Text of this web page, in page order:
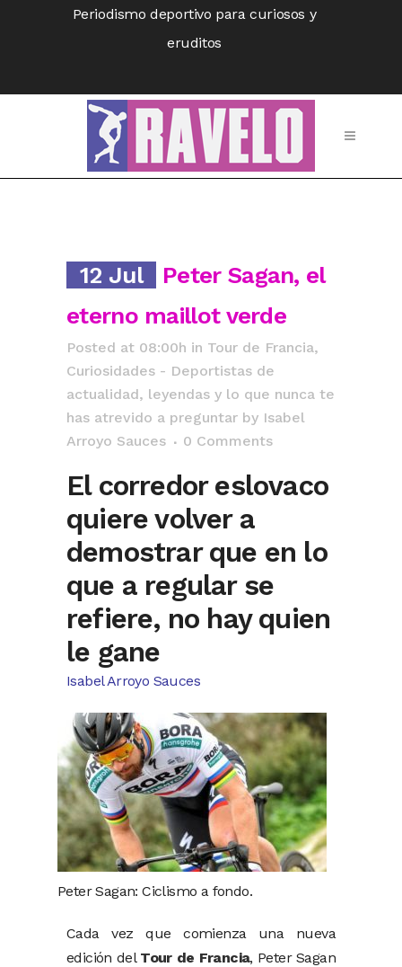
Periodismo deportivo para curiosos y
eruditos
12 Jul
Peter Sagan, el
eterno maillot verde
Posted at 08:00h in Tour de Francia,
Curiosidades - Deportistas de
actualidad, leyendas y lo que nunca te
has atrevido a preguntar by Isabel
Arroyo Sauces
0 Comments
El corredor eslovaco
quiere volver a
demostrar que en lo
que a regular se
refiere, no hay quien
le gane
Isabel Arroyo Sauces
Peter Sagan: Ciclismo a fondo.
Cada vez que comienza una nueva
edición del Tour de Francia, Peter Sagan